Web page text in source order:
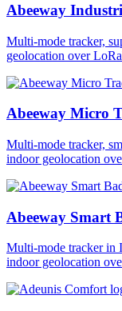
Abeeway
Multi-mode tracker,
geolocation over
Abeeway Micro
Multi-mode tracker,
indoor geolocation
Abeeway Smart
Multi-mode tracker in
indoor geolocation